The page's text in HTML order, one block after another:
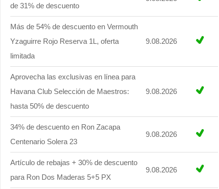
de 31% de descuento
Más de 54% de descuento en Vermouth
Yzaguirre Rojo Reserva 1L, oferta
limitada
9.08.2026
Aprovecha las exclusivas en línea para
Havana Club Selección de Maestros:
hasta 50% de descuento
9.08.2026
34% de descuento en Ron Zacapa
Centenario Solera 23
9.08.2026
Artículo de rebajas + 30% de descuento
para Ron Dos Maderas 5+5 PX
9.08.2026